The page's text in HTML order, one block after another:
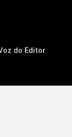
do Editor